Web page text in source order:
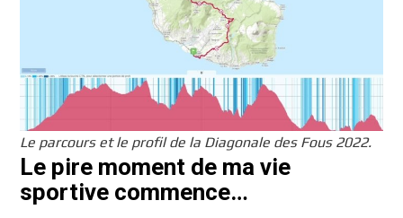
Le parcours et le profil de la Diagonale des Fous 2022.
Le pire moment de ma vie
sportive commence…